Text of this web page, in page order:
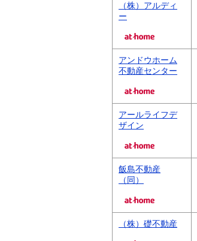
（株）アルディ
ー
アンドウホーム
不動産センター
アールライフデ
ザイン
飯島不動産
（同）
（株）礎不動産